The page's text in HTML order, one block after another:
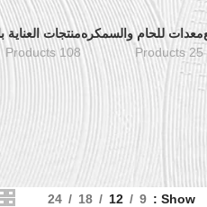
معدات للحام والسمكره
25 Products
منتجات العناية
108 Products
Show
9
12
18
24